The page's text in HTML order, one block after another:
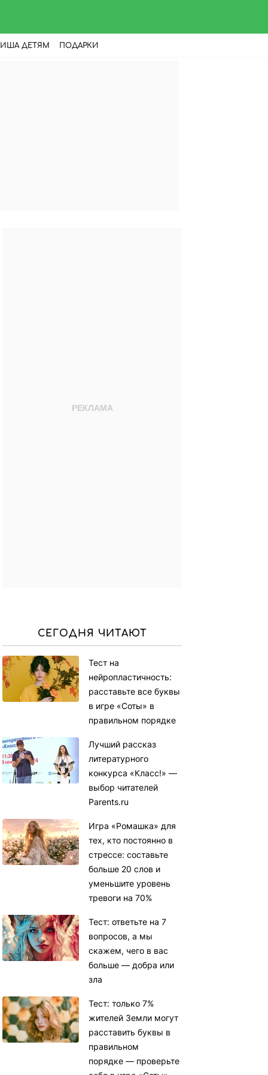
ДЕТЯМ ПОДАРКИ
СЕГОДНЯ ЧИТАЮТ
Тест на
нейропластичность:
расставьте все буквы
в игре «Соты» в
правильном порядке
Лучший рассказ
литературного
конкурса «Класс!» —
выбор читателей
Parents.ru
Игра «Ромашка» для
тех, кто постоянно в
стрессе: составьте
больше 20 слов и
уменьшите уровень
тревоги на 70%
Тест: ответьте на 7
вопросов, а мы
скажем, чего в вас
больше — добра или
зла
Тест: только 7%
жителей Земли могут
расставить буквы в
правильном
порядке — проверьте